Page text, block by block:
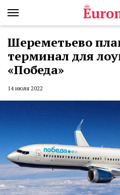
Шереметьево
терминал для
«Победа»
14 июля 2022